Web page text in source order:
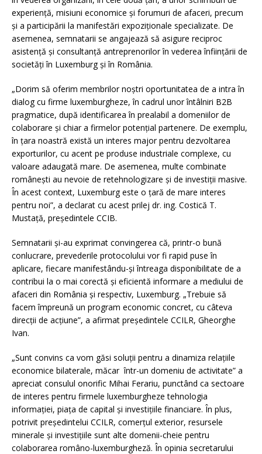
experiență, misiuni economice și forumuri de afaceri, precum
și a participării la manifestări expoziționale specializate. De
asemenea, semnatarii se angajează să asigure reciproc
asistență și consultanță antreprenorilor în vederea înființării de
societăți în Luxemburg și în România.
„Dorim să oferim membrilor noștri oportunitatea de a intra în
dialog cu firme luxemburgheze, în cadrul unor întâlniri B2B
pragmatice, după identificarea în prealabil a domeniilor de
colaborare și chiar a firmelor potențial partenere. De exemplu,
în țara noastră există un interes major pentru dezvoltarea
exporturilor, cu acent pe produse industriale complexe, cu
valoare adaugată mare. De asemenea, multe combinate
românești au nevoie de retehnologizare și de investiții masive.
În acest context, Luxemburg este o țară de mare interes
pentru noi”, a declarat cu acest prilej dr. ing. Costică T.
Mustață, președintele CCIB.
Semnatarii și-au exprimat convingerea că, printr-o bună
conlucrare, prevederile protocolului vor fi rapid puse în
aplicare, fiecare manifestându-şi întreaga disponibilitate de a
contribui la o mai corectă şi eficientă informare a mediului de
afaceri din România și respectiv, Luxemburg. „Trebuie să
facem împreună un program economic concret, cu câteva
direcții de acțiune”, a afirmat președintele CCILR, Gheorghe
Ivan.
„Sunt convins ca vom găsi soluții pentru a dinamiza relațiile
economice bilaterale, măcar într-un domeniu de activitate” a
apreciat consulul onorific Mihai Ferariu, punctând ca sectoare
de interes pentru firmele luxemburgheze tehnologia
informației, piața de capital și investițiile financiare. În plus,
potrivit președintelui CCILR, comerțul exterior, resursele
minerale și investițiile sunt alte domenii-cheie pentru
colaborarea româno-luxemburgheză. În opinia secretarului